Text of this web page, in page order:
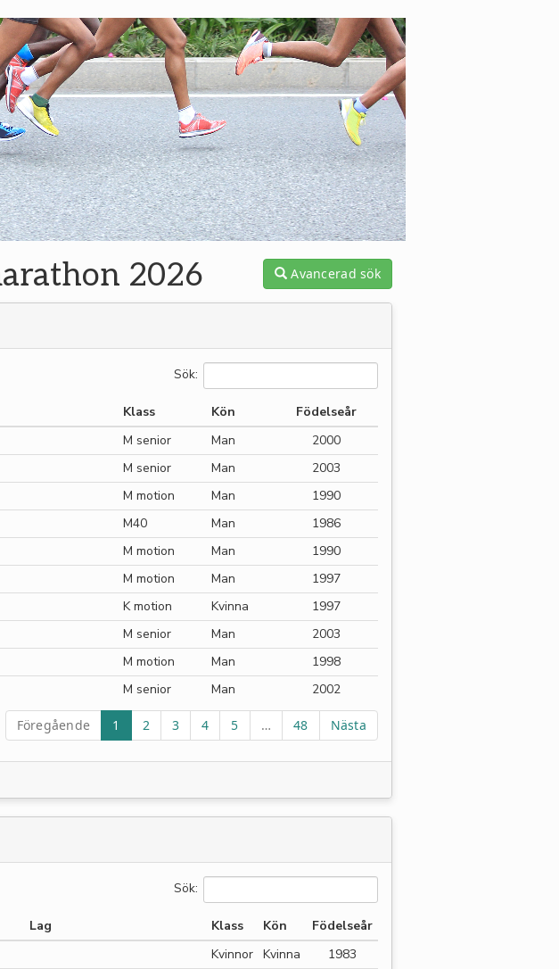
2026 Avancerad sök
Sök:
Klass Kön
Födelseår
M senior Man
2000
M senior Man
2003
M motion Man
1990
M40 Man
1986
M motion Man
1990
M motion Man
1997
K motion Kvinna
1997
M senior Man
2003
M motion Man
1998
M senior Man 2002
Föregående 1 2 3 4 5 … 48 Nästa
Sök:
Lag Klass Kön
Födelseår
Kvinnor Kvinna
1983